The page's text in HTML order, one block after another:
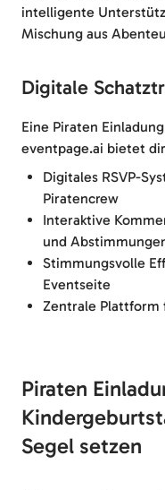
intelligente
Mischung aus
Digitale
Eine Piraten
eventpage.ai bietet
Digitales RSVP-
Piratencrew
Interaktive
und
Stimmungsvolle
Eventseite
Zentrale Plattform
Piraten
Segel setzen